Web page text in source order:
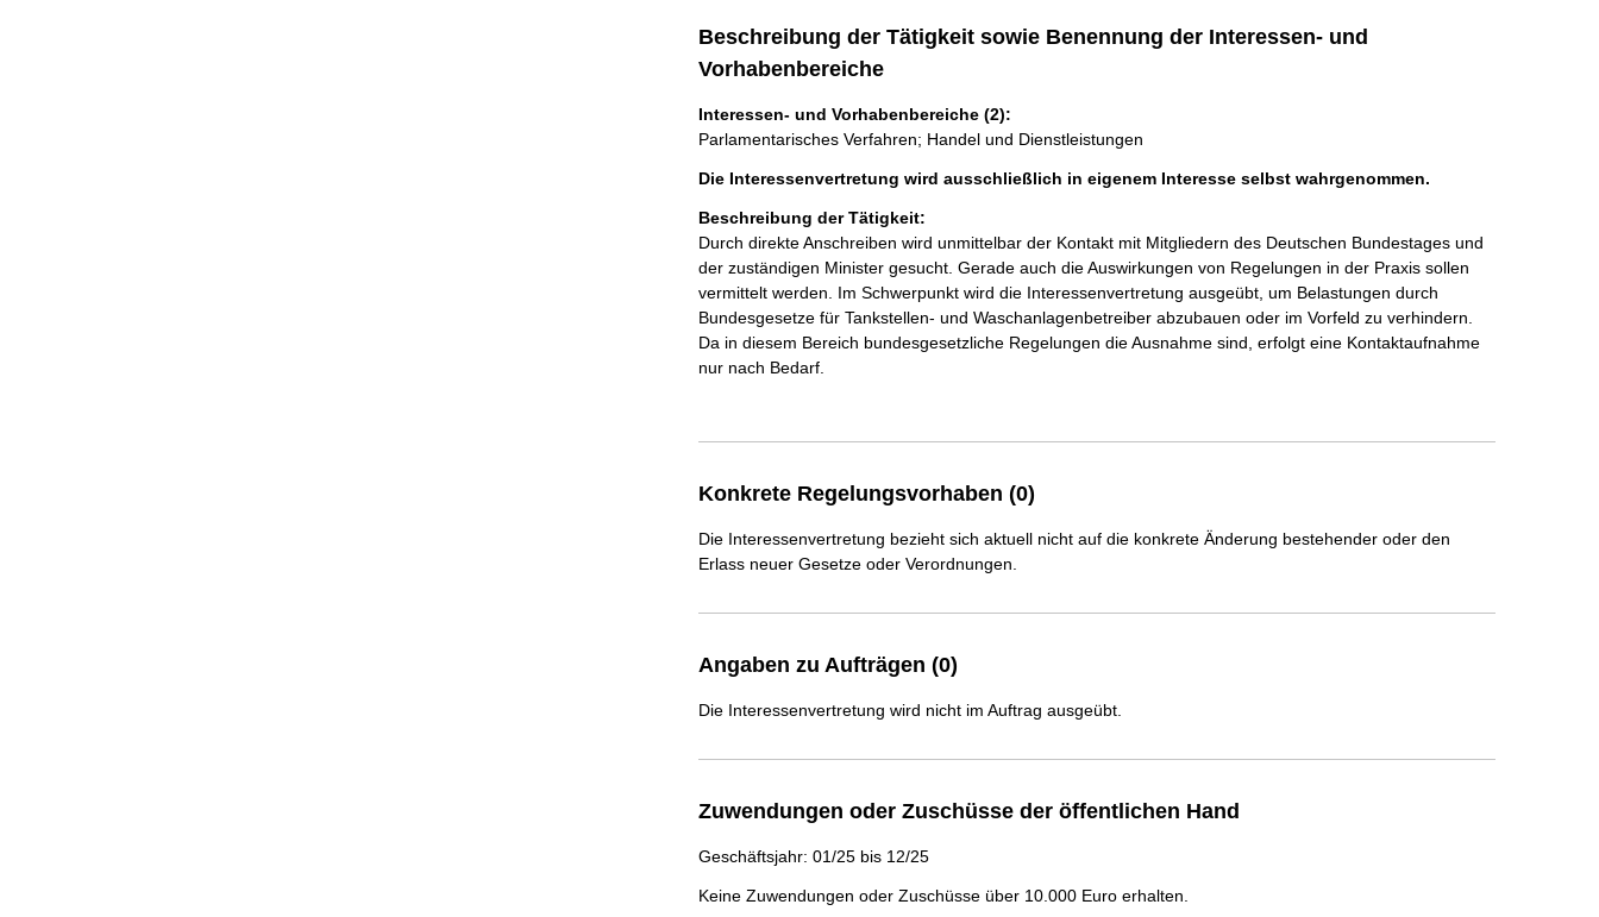
Beschreibung der Tätigkeit sowie Benennung der Interessen- und
Vorhabenbereiche
Interessen- und Vorhabenbereiche (2):
Parlamentarisches Verfahren; Handel und Dienstleistungen
Die Interessenvertretung wird ausschließlich in eigenem Interesse selbst wahrgenommen.
Beschreibung der Tätigkeit:
Durch direkte Anschreiben wird unmittelbar der Kontakt mit Mitgliedern des Deutschen Bundestages und
der zuständigen Minister gesucht. Gerade auch die Auswirkungen von Regelungen in der Praxis sollen
vermittelt werden. Im Schwerpunkt wird die Interessenvertretung ausgeübt, um Belastungen durch
Bundesgesetze für Tankstellen- und Waschanlagenbetreiber abzubauen oder im Vorfeld zu verhindern.
Da in diesem Bereich bundesgesetzliche Regelungen die Ausnahme sind, erfolgt eine Kontaktaufnahme
nur nach Bedarf.
Konkrete Regelungsvorhaben (0)
Die Interessenvertretung bezieht sich aktuell nicht auf die konkrete Änderung bestehender oder den
Erlass neuer Gesetze oder Verordnungen.
Angaben zu Aufträgen (0)
Die Interessenvertretung wird nicht im Auftrag ausgeübt.
Zuwendungen oder Zuschüsse der öffentlichen Hand
Geschäftsjahr: 01/25 bis 12/25
Keine Zuwendungen oder Zuschüsse über 10.000 Euro erhalten.